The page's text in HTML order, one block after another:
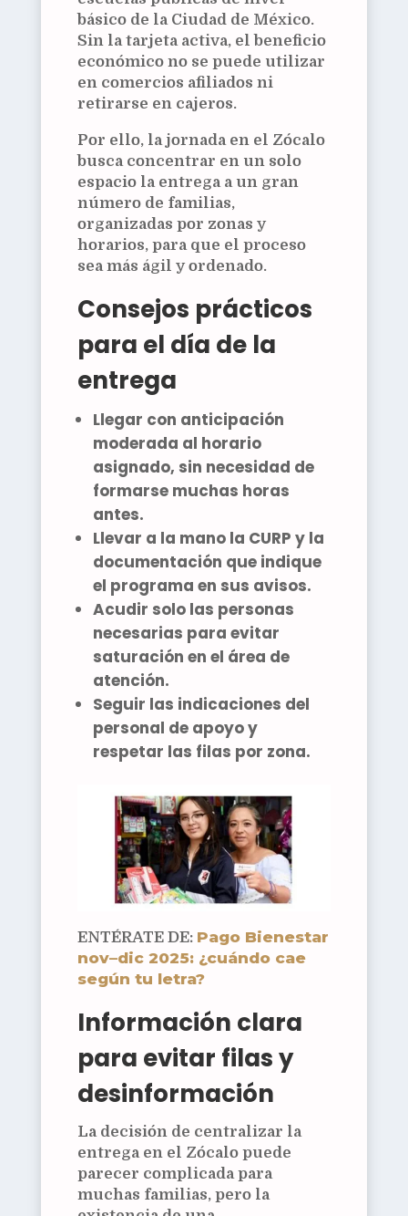
básico de la Ciudad de México.
Sin la tarjeta activa, el beneficio
económico no se puede utilizar
en comercios afiliados ni
retirarse en cajeros.
Por ello, la jornada en el Zócalo
busca concentrar en un solo
espacio la entrega a un gran
número de familias,
organizadas por zonas y
horarios, para que el proceso
sea más ágil y ordenado.
Consejos prácticos
para el día de la
entrega
Llegar con anticipación
moderada al horario
asignado, sin necesidad de
formarse muchas horas
antes.
Llevar a la mano la CURP y la
documentación que indique
el programa en sus avisos.
Acudir solo las personas
necesarias para evitar
saturación en el área de
atención.
Seguir las indicaciones del
personal de apoyo y
respetar las filas por zona.
ENTÉRATE DE: Pago Bienestar
nov–dic 2025: ¿cuándo cae
según tu letra?
Información clara
para evitar filas y
desinformación
La decisión de centralizar la
entrega en el Zócalo puede
parecer complicada para
muchas familias, pero la